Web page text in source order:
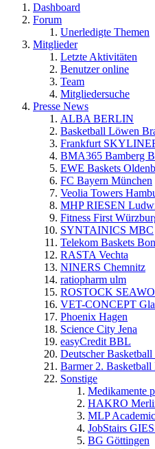
Dashboard
Forum
Unerledigte Themen
Mitglieder
Letzte Aktivitäten
Benutzer online
Team
Mitgliedersuche
Presse News
ALBA BERLIN
Basketball Löwen
Frankfurt
BMA365 Bamberg
EWE Baskets
FC Bayern München
Veolia Towers
MHP RIESEN
Fitness First
SYNTAINICS MBC
Telekom Baskets
RASTA Vechta
NINERS Chemnitz
ratiopharm ulm
ROSTOCK
VET-CONCEPT
Phoenix Hagen
Science City Jena
easyCredit BBL
Deutscher
Barmer 2. Basketball
Sonstige
Medikamente
HAKRO
MLP
JobStairs
BG Göttingen